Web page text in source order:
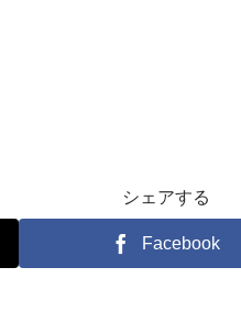
シェアする
Facebook